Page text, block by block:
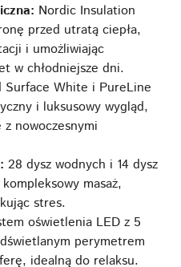
Nordic Insulation
przed utratą ciepła,
i umożliwiając
w chłodniejsze dni.
Surface White i PureLine
i luksusowy wygląd,
nowoczesnymi
28 dysz wodnych i 14 dysz
masaż,
stres.
oświetlenia LED z 5
perymetrem
idealną do relaksu.